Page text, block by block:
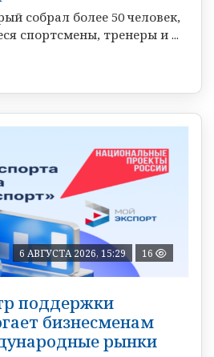
собрал более 50 человек,
спортсмены, тренеры и ...
6 АВГУСТА 2026, 15:29 16
поддержки
бизнесменам
рынки